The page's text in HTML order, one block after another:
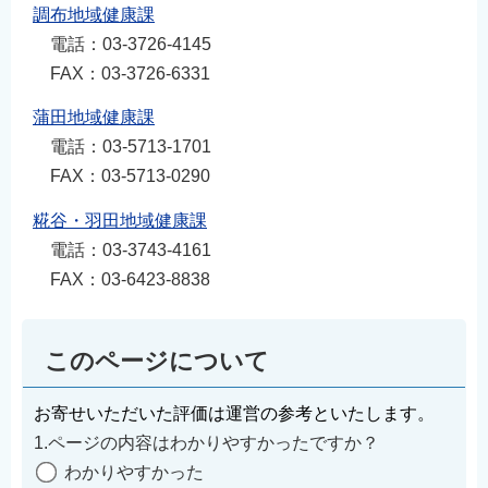
調布地域健康課
電話：03-3726-4145
FAX：03-3726-6331
蒲田地域健康課
電話：03-5713-1701
FAX：03-5713-0290
糀谷・羽田地域健康課
電話：03-3743-4161
FAX：03-6423-8838
このページについて
お寄せいただいた評価は運営の参考といたします。
1.ページの内容はわかりやすかったですか？
わかりやすかった